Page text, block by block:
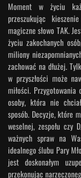
Moment w życiu
przeszukując
magiczne słowo TAK.
życiu zakochanych
miliony
zachować na dłużej.
w przyszłości może
miłości.
osoby, która nie
sposób. Decyzje, które
weselnej, zespołu czy
ważnych spraw na
idealnego ślubu Pary
jest doskonałym
przekonując